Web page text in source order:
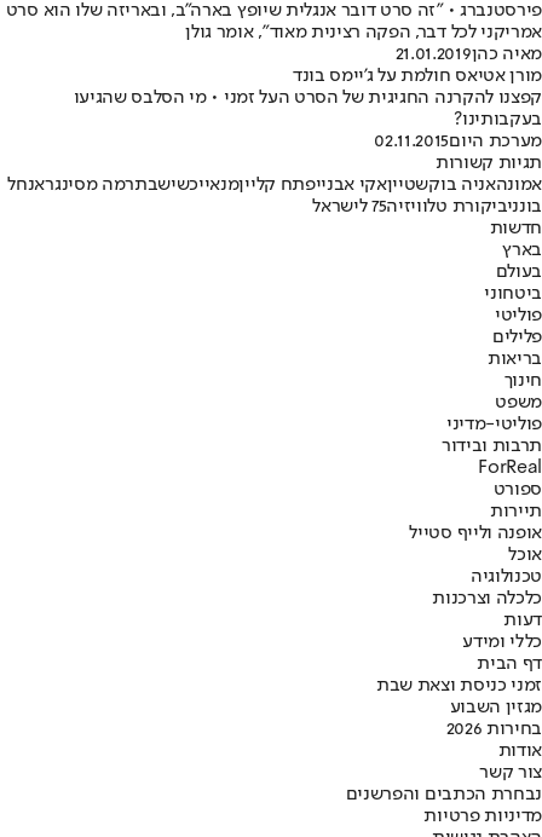
פירסטנברג • "זה סרט דובר אנגלית שיופץ בארה"ב, ובאריזה שלו הוא סרט
אמריקני לכל דבר, הפקה רצינית מאוד", אומר גולן
מאיה כהן21.01.2019
מורן אטיאס חולמת על ג'יימס בונד
קפצנו להקרנה החגיגית של הסרט העל זמני • מי הסלבס שהגיעו
בעקבותינו?
מערכת היום02.11.2015
תגיות קשורות
אמונהאניה בוקשטייןאקי אבנייפתח קלייןמנאייכשישבתרמה מסינגראנחל
בונניביקורת טלוויזיה75 לישראל
חדשות
בארץ
בעולם
ביטחוני
פוליטי
פלילים
בריאות
חינוך
משפט
פוליטי-מדיני
תרבות ובידור
ForReal
ספורט
תיירות
אופנה ולייף סטייל
אוכל
טכנולוגיה
כלכלה וצרכנות
דעות
כללי ומידע
דף הבית
זמני כניסת וצאת שבת
מגזין השבוע
בחירות 2026
אודות
צור קשר
נבחרת הכתבים והפרשנים
מדיניות פרטיות